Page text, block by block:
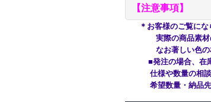
【注意事項】
＊お客様のご覧に
実際の商品素材の色
なお著しい色の相違
■発注の場合、在庫
仕様や数量の相談
希望数量・納品先・